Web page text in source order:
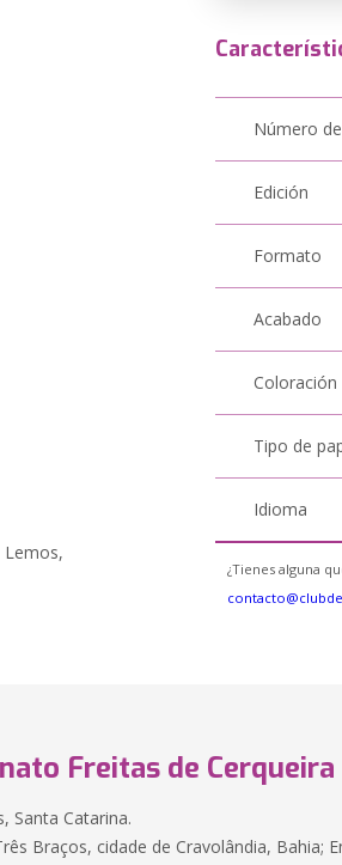
Lemos,
Número
Edición
Formato
Acabado
Coloración
Tipo de
Idioma
¿Tienes alguna
Freitas de Cerqueira
Santa Catarina.
Braços, cidade de Cravolândia, Bahia;